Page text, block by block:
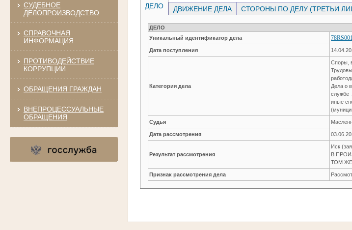
СУДЕБНОЕ
ДЕЛОПРОИЗВОДСТВО
СПРАВОЧНАЯ
ИНФОРМАЦИЯ
ПРОТИВОДЕЙСТВИЕ
КОРРУПЦИИ
ОБРАЩЕНИЯ ГРАЖДАН
ВНЕПРОЦЕССУАЛЬНЫЕ
ОБРАЩЕНИЯ
ДЕЛО ДВИЖЕНИЕ ДЕЛА СТОРОНЫ ПО ДЕЛУ (ТРЕТЬИ
ДЕЛО
Уникальный идентификатор дела
Дата поступления
Категория дела
Споры,
Дела о
службе
иные
Судья
Дата рассмотрения
Результат рассмотрения
Иск
В
ТОМ
Признак рассмотрения дела